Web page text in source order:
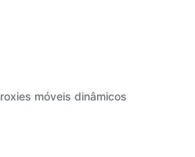
móveis dinâmicos